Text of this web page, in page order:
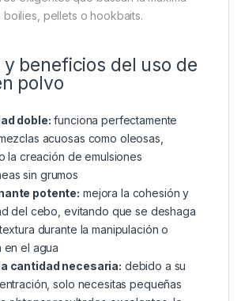
y textura de tus cebos con
que ofrecemos es un
soluble tanto en agua como en
la elaboración de cebos con una
y estable en cualquier estación del
permite utilizar menores dosis
con otros emulsionantes comunes,
en un ingrediente imprescindible
exigentes que buscan la máxima
boilies, pellets o hookbaits.
y beneficios del uso de
polvo